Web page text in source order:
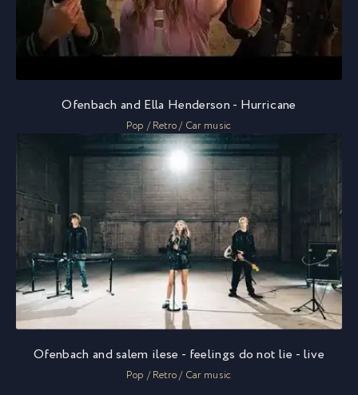
Ofenbach and Ella Henderson - Hurricane
Pop / Retro / Car music
Ofenbach and salem ilese - feelings do not lie - live
Pop / Retro / Car music